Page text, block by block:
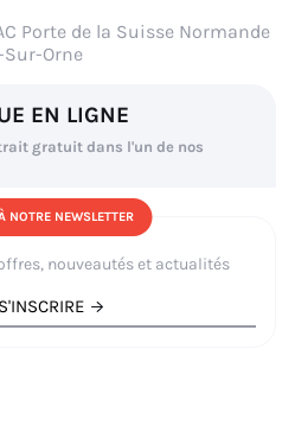
Porte de la Suisse Normande
Sur-Orne
EN LIGNE
gratuit dans l'un de nos
NOTRE NEWSLETTER
nouveautés et actualités
S'INSCRIRE